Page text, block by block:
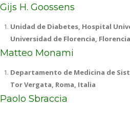
Gijs H. Goossens
Unidad de Diabetes, Hospital
Universidad de Florencia,
Matteo Monami
Departamento de Medicina de
Tor Vergata, Roma, Italia
Paolo Sbraccia